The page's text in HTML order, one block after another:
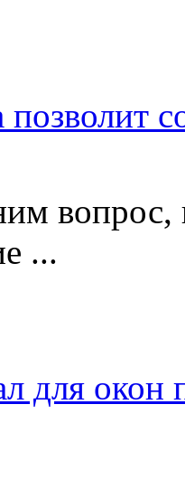
позволит
...
для окон